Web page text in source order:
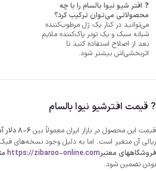
❓ افتر شیو نیوا بالسام را با چه
محصولاتی می‌توان ترکیب کرد؟
می‌توانید در کنار یک ژل مرطوب‌کننده
شبانه سبک و یک تونر پاک‌کننده ملایم
بعد از اصلاح استفاده کنید تا
اثربخشی‌اش بیشتر شود.
? قیمت افترشیو نیوا بالسام
قیمت این محصول در بازار ایران معمولاً بین 6-8 دلار آمریکا
ریالی آن متغیر است. اما به دلیل وجود نسخه‌های
فروشگاههای معتبرhttps://zibaroo-online.com
بودن تضمین شود.